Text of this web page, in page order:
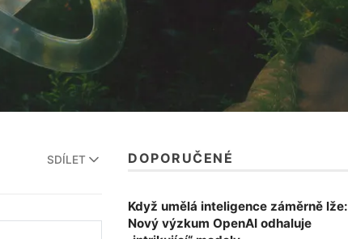
SDÍLET DOPORUČENÉ
Když umělá inteligence záměrně lže:
Nový výzkum OpenAI odhaluje